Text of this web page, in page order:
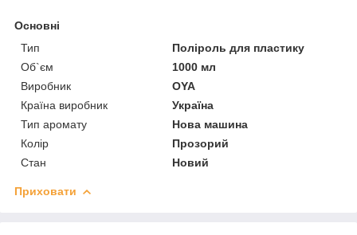
Основні
Тип
Поліроль для пластику
Об`єм
1000 мл
Виробник
OYA
Країна виробник
Україна
Тип аромату
Нова машина
Колір
Прозорий
Стан
Новий
Приховати